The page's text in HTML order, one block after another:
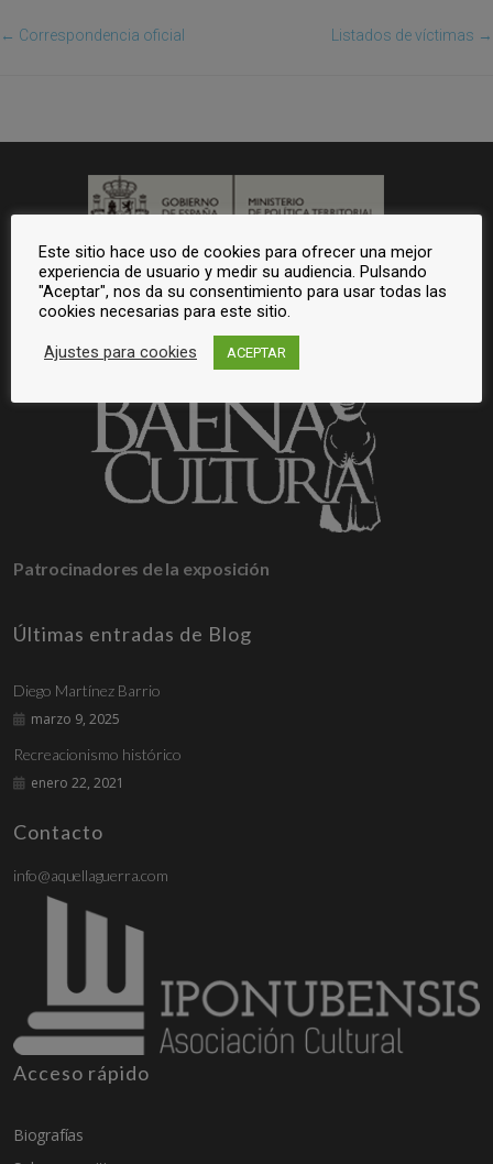
← Correspondencia oficial Listados de víctimas →
Patrocinadores de la exposición
Últimas entradas de Blog
Diego Martínez Barrio
marzo 9, 2025
Recreacionismo histórico
enero 22, 2021
Contacto
info@aquellaguerra.com
Acceso rápido
Biografías
Este sitio hace uso de cookies para ofrecer una mejor
experiencia de usuario y medir su audiencia. Pulsando
"Aceptar", nos da su consentimiento para usar todas las
cookies necesarias para este sitio.
Ajustes para cookies ACEPTAR